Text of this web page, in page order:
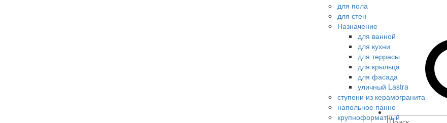
для пола
для стен
Назначение
для ванной
для кухни
для террасы
для крыльца
для фасада
уличный Lastra
ступени из керамогранита
напольное панно
крупноформатный